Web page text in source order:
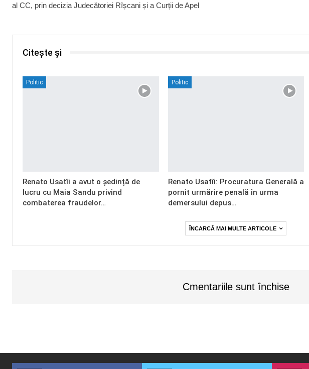
al CC, prin decizia Judecătoriei Rîșcani și a Curții de Apel
Citește și
Politic
Renato Usatîi a avut o ședință de
lucru cu Maia Sandu privind
combaterea fraudelor…
Politic
Renato Usatîi: Procuratura Generală a
pornit urmărire penală în urma
demersului depus…
ÎNCARCĂ MAI MULTE ARTICOLE
Cmentariile sunt închise